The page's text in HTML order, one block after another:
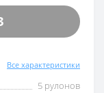
Все характеристики
5 рулонов